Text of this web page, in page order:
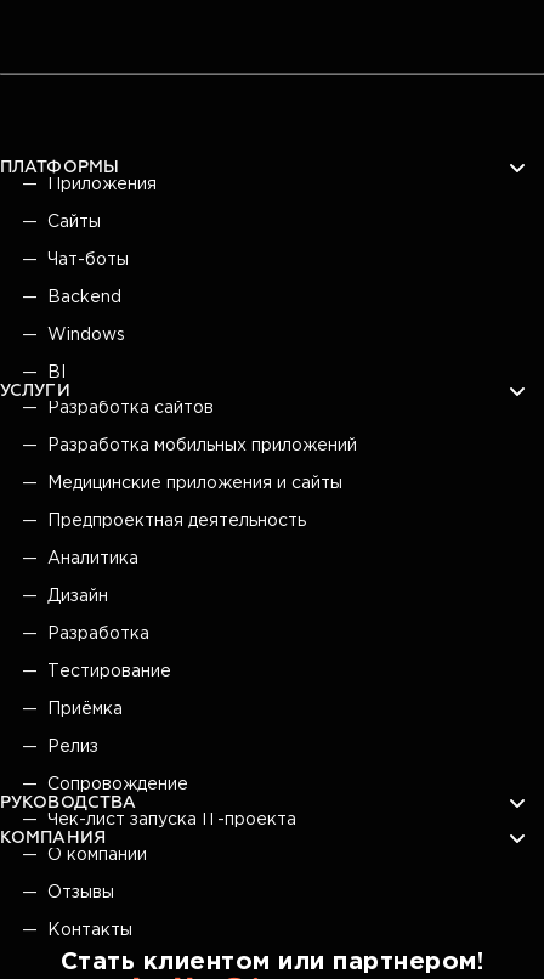
ПЛАТФОРМЫ
Приложения
Сайты
Чат-боты
Backend
Windows
BI
УСЛУГИ
Разработка сайтов
Разработка мобильных приложений
Медицинские приложения и сайты
Предпроектная деятельность
Аналитика
Дизайн
Разработка
Тестирование
Приёмка
Релиз
Сопровождение
РУКОВОДСТВА
Чек-лист запуска IT-проекта
КОМПАНИЯ
О компании
Отзывы
Контакты
Стать клиентом или партнером!